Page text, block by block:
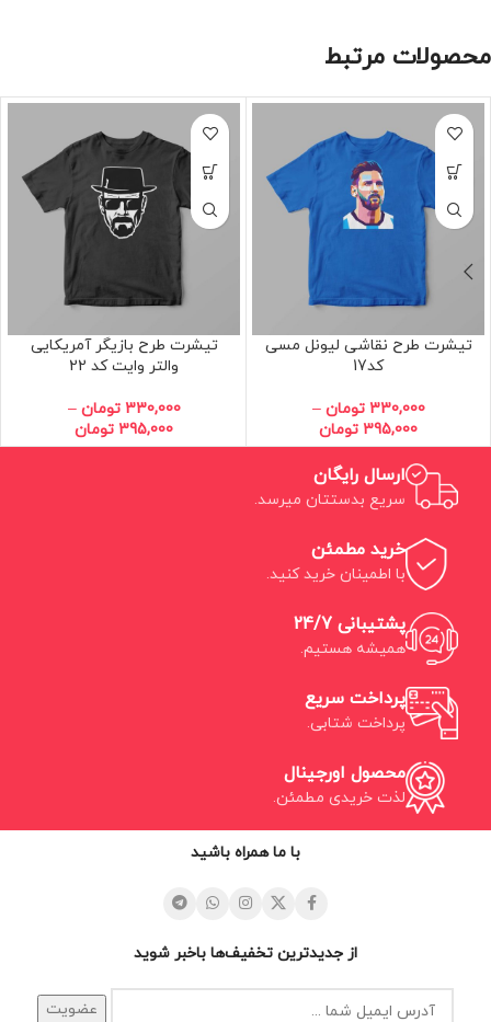
محصولات مرتبط
تیشرت طرح نقاشی لیونل مسی
کد17
330,000 تومان –
395,000 تومان
تیشرت طرح بازیگر آمریکایی
والتر وایت کد 22
330,000 تومان –
395,000 تومان
ارسال رایگان
سریع بدستتان میرسد.
خرید مطمئن
با اطمینان خرید کنید.
پشتیبانی 24/7
همیشه هستیم.
پرداخت سریع
پرداخت شتابی.
محصول اورجینال
لذت خریدی مطمئن.
با ما همراه باشید
از جدیدترین تخفیف‌ها باخبر شوید